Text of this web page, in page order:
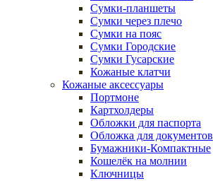
Сумки-планшеты
Сумки через плечо
Сумки на пояс
Сумки Городские
Сумки Гусарские
Кожаные клатчи
Кожаные аксессуары
Портмоне
Картхолдеры
Обложки для паспорта
Обложка для документов
Бумажники-Компактные
Кошелёк на молнии
Ключницы